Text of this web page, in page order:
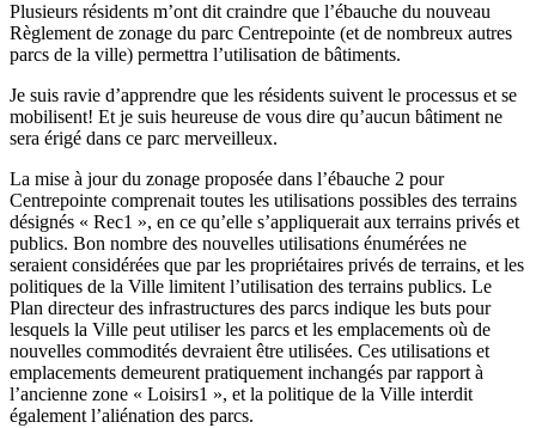
Plusieurs résidents m’ont dit craindre que l’ébauche du nouveau
Règlement de zonage du parc Centrepointe (et de nombreux autres
parcs de la ville) permettra l’utilisation de bâtiments.
Je suis ravie d’apprendre que les résidents suivent le processus et se
mobilisent! Et je suis heureuse de vous dire qu’aucun bâtiment ne
sera érigé dans ce parc merveilleux.
La mise à jour du zonage proposée dans l’ébauche 2 pour
Centrepointe comprenait toutes les utilisations possibles des terrains
désignés « Rec1 », en ce qu’elle s’appliquerait aux terrains privés et
publics. Bon nombre des nouvelles utilisations énumérées ne
seraient considérées que par les propriétaires privés de terrains, et les
politiques de la Ville limitent l’utilisation des terrains publics. Le
Plan directeur des infrastructures des parcs indique les buts pour
lesquels la Ville peut utiliser les parcs et les emplacements où de
nouvelles commodités devraient être utilisées. Ces utilisations et
emplacements demeurent pratiquement inchangés par rapport à
l’ancienne zone « Loisirs1 », et la politique de la Ville interdit
également l’aliénation des parcs.